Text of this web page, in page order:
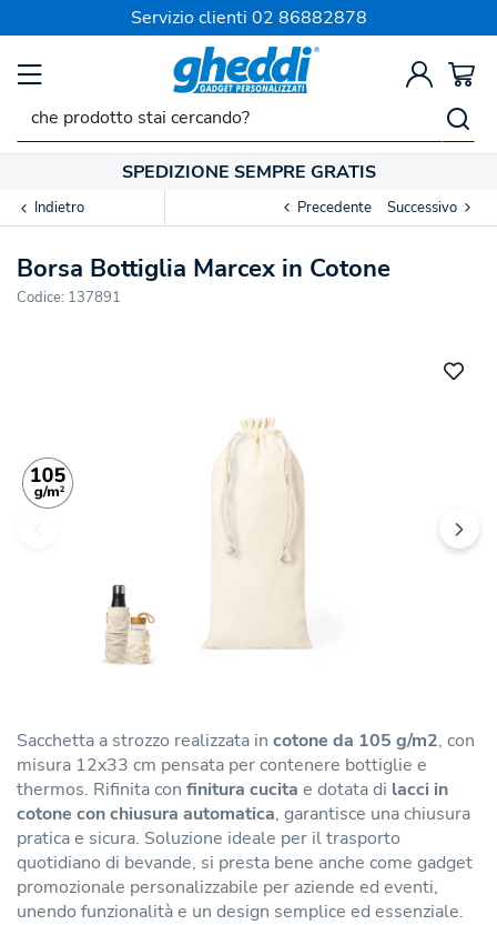
Servizio clienti 02 86882878
SPEDIZIONE SEMPRE GRATIS
Indietro Precedente Successivo
Borsa Bottiglia Marcex in Cotone
Codice: 137891
Sacchetta a strozzo realizzata in cotone da 105 g/m2, con
misura 12x33 cm pensata per contenere bottiglie e
thermos. Rifinita con finitura cucita e dotata di lacci in
cotone con chiusura automatica, garantisce una chiusura
pratica e sicura. Soluzione ideale per il trasporto
quotidiano di bevande, si presta bene anche come gadget
promozionale personalizzabile per aziende ed eventi,
unendo funzionalità e un design semplice ed essenziale.